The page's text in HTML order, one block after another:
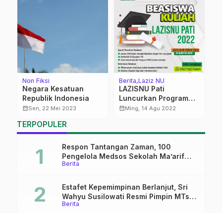
Non Fiksi
Negara Kesatuan
Republik Indonesia
calendar_monthSen, 22 Mei 2023
Berita Laziz NU
LAZISNU Pati
Luncurkan Program
Beasiswa
calendar_monthMing, 14 Agu 2022
TERPOPULER
Berita
Respon Tantangan Zaman, 100
Pengelola Medsos Sekolah Ma’arif
Pekalongan Ikuti Pelatihan Literasi
Berita
Estafet Kepemimpinan Berlanjut, Sri
Wahyu Susilowati Resmi Pimpin MTs
Ma’arif Sapuran